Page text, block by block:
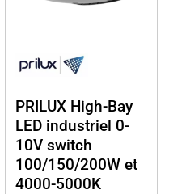
PRILUX High-Bay
LED industriel 0-
10V switch
100/150/200W et
4000-5000K